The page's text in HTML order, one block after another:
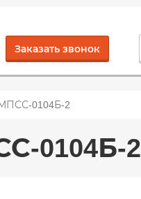
Заказать звонок
0104Б-2
0104Б-2